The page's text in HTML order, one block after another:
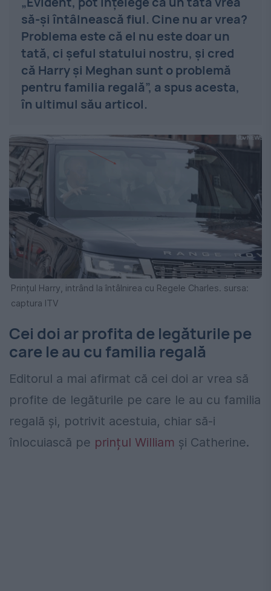
să-și întâlnească fiul. Cine nu ar vrea?
Problema este că el nu este doar un
tată, ci șeful statului nostru, și cred
că Harry și Meghan sunt o problemă
pentru familia regală”, a spus acesta,
în ultimul său articol.
Prințul Harry, intrând la întâlnirea cu Regele Charles. sursa:
captura ITV
Cei doi ar profita de legăturile pe
care le au cu familia regală
Editorul a mai afirmat că cei doi ar vrea să
profite de legăturile pe care le au cu familia
regală și, potrivit acestuia, chiar să-i
înlocuiască pe prințul William și Catherine.